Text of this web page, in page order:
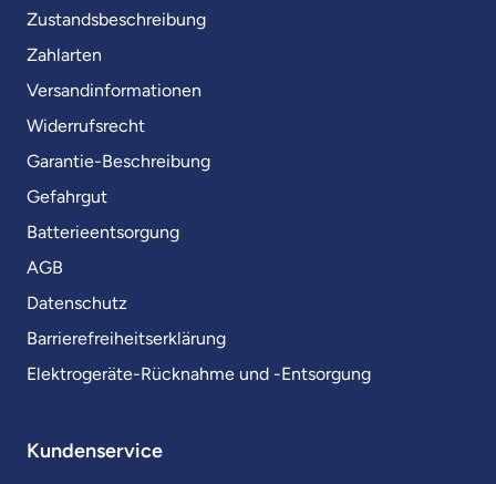
Zustandsbeschreibung
Zahlarten
Versandinformationen
Widerrufsrecht
Garantie-Beschreibung
Gefahrgut
Batterieentsorgung
AGB
Datenschutz
Barrierefreiheitserklärung
Elektrogeräte-Rücknahme und -Entsorgung
Kundenservice